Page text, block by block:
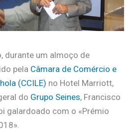
durante um almoço de
pela Câmara de Comércio e
(CCILE) no Hotel Marriott,
do Grupo Seines, Francisco
galardoado com o «Prémio